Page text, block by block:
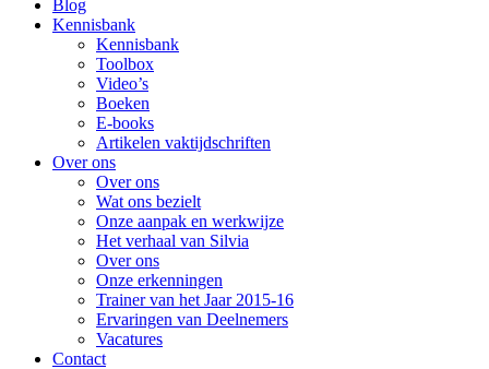
Blog
Kennisbank
Kennisbank
Toolbox
Video’s
Boeken
E-books
Artikelen vaktijdschriften
Over ons
Over ons
Wat ons bezielt
Onze aanpak en werkwijze
Het verhaal van Silvia
Over ons
Onze erkenningen
Trainer van het Jaar 2015-16
Ervaringen van Deelnemers
Vacatures
Contact